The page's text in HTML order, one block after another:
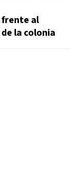
frente al
la colonia